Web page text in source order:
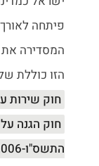
פיתחה
המסדירה את
הזו כוללת
חוק שירות
חוק הגנה
התשס"ו-2006